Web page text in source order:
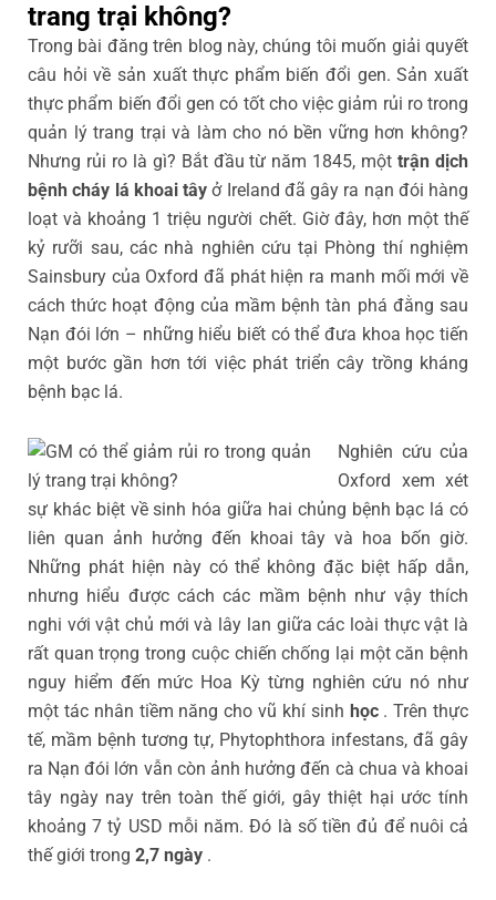
trang trại không?
Trong bài đăng trên blog này, chúng tôi muốn giải quyết
câu hỏi về sản xuất thực phẩm biến đổi gen. Sản xuất
thực phẩm biến đổi gen có tốt cho việc giảm rủi ro trong
quản lý trang trại và làm cho nó bền vững hơn không?
Nhưng rủi ro là gì? Bắt đầu từ năm 1845, mộttrận dịch
bệnh cháy lá khoai tâyở Ireland đã gây ra nạn đói hàng
loạt và khoảng 1 triệu người chết. Giờ đây, hơn một thế
kỷ rưỡi sau, các nhà nghiên cứu tại Phòng thí nghiệm
Sainsbury của Oxford đã phát hiện ra manh mối mới về
cách thức hoạt động của mầm bệnh tàn phá đằng sau
Nạn đói lớn – những hiểu biết có thể đưa khoa học tiến
một bước gần hơn tới việc phát triển cây trồng kháng
bệnh bạc lá.
Nghiên cứu của
Oxford xem xét
sự khác biệt về sinh hóa giữa hai chủng bệnh bạc lá có
liên quan ảnh hưởng đến khoai tây và hoa bốn giờ.
Những phát hiện này có thể không đặc biệt hấp dẫn,
nhưng hiểu được cách các mầm bệnh như vậy thích
nghi với vật chủ mới và lây lan giữa các loài thực vật là
rất quan trọng trong cuộc chiến chống lại một căn bệnh
nguy hiểm đến mức Hoa Kỳ từng nghiên cứu nó như
một tác nhân tiềm năng cho vũ khí sinh học . Trên thực
tế, mầm bệnh tương tự, Phytophthora infestans, đã gây
ra Nạn đói lớn vẫn còn ảnh hưởng đến cà chua và khoai
tây ngày nay trên toàn thế giới, gây thiệt hại ước tính
khoảng 7 tỷ USD mỗi năm. Đó là số tiền đủ để nuôi cả
thế giới trong 2,7 ngày .